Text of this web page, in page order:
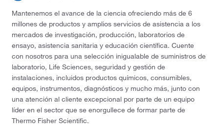
Mantenemos el avance de la ciencia ofreciendo más de 6
millones de productos y amplios servicios de asistencia a los
mercados de investigación, producción, laboratorios de
ensayo, asistencia sanitaria y educación científica. Cuente
con nosotros para una selección inigualable de suministros de
laboratorio, Life Sciences, seguridad y gestión de
instalaciones, incluidos productos químicos, consumibles,
equipos, instrumentos, diagnósticos y mucho más, junto con
una atención al cliente excepcional por parte de un equipo
líder en el sector que se enorgullece de formar parte de
Thermo Fisher Scientific.